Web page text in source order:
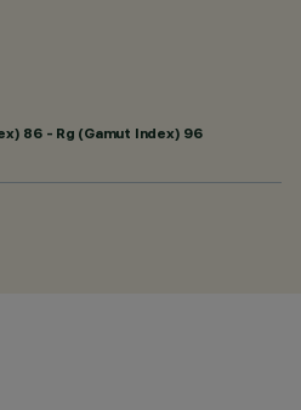
86 - Rg (Gamut Index) 96